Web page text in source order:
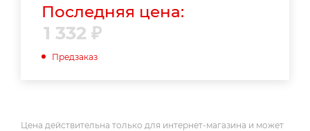
Последняя цена:
1 332 ₽
Предзаказ
Цена действительна только для интернет-магазина и может